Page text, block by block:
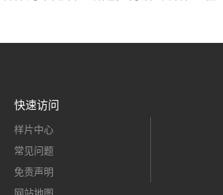
快速访问
样片中心
常见问题
免责声明